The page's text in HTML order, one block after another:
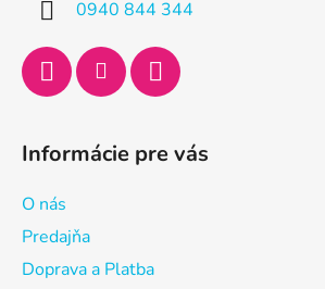
0940 844 344
Informácie pre vás
O nás
Predajňa
Doprava a Platba